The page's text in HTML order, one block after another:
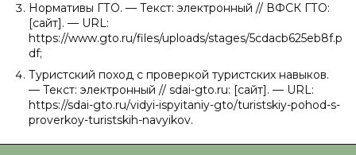
Нормативы ГТО. — Текст: электронный // ВФСК ГТО:
[сайт]. — URL:
https://www.gto.ru/files/uploads/stages/5cdacb625eb8f.p
df;
Туристский поход с проверкой туристских навыков.
— Текст: электронный // sdai-gto.ru: [сайт]. — URL:
https://sdai-gto.ru/vidyi-ispyitaniy-gto/turistskiy-pohod-s-
proverkoy-turistskih-navyikov.